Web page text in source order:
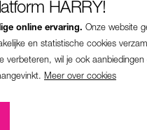
HARRY!
online ervaring. Onze website
en statistische cookies
verbeteren, wil je ook
Meer over cookies